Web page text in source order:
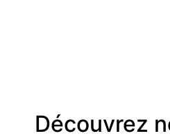
Découvrez